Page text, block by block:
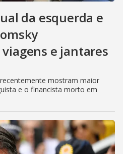
da esquerda e
e jantares
mostram maior
e o financista morto em